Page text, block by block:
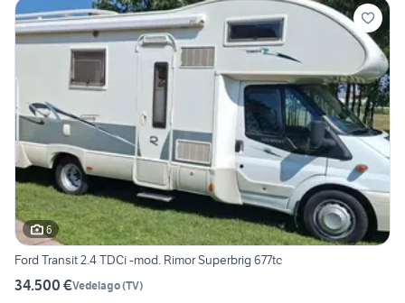
6
Ford Transit 2.4 TDCi -mod. Rimor Superbrig 677tc
34.500 €Vedelago(TV)